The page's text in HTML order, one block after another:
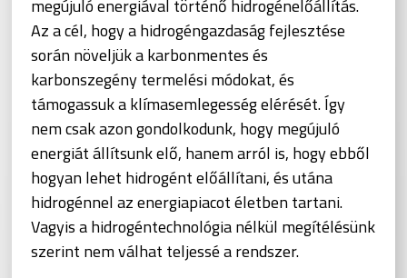
megújuló energiával történő hidrogénelőállítás.
Az a cél, hogy a hidrogéngazdaság fejlesztése
során növeljük a karbonmentes és
karbonszegény termelési módokat, és
támogassuk a klímasemlegesség elérését. Így
nem csak azon gondolkodunk, hogy megújuló
energiát állítsunk elő, hanem arról is, hogy ebből
hogyan lehet hidrogént előállítani, és utána
hidrogénnel az energiapiacot életben tartani.
Vagyis a hidrogéntechnológia nélkül megítélésünk
szerint nem válhat teljessé a rendszer.